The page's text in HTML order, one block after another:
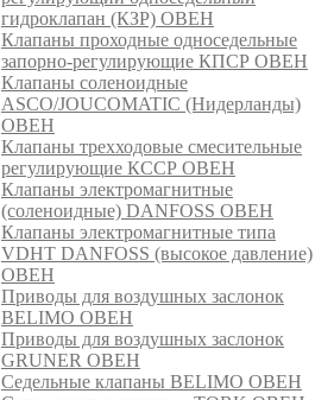
гидроклапан (КЗР) ОВЕН
Клапаны проходные односедельные
запорно-регулирующие КПСР ОВЕН
Клапаны соленоидные
ASCO/JOUCOMATIC (Нидерланды)
ОВЕН
Клапаны трехходовые смесительные
регулирующие КССР ОВЕН
Клапаны электромагнитные
(соленоидные) DANFOSS ОВЕН
Клапаны электромагнитные типа
VDHT DANFOSS (высокое давление)
ОВЕН
Приводы для воздушных заслонок
BELIMO ОВЕН
Приводы для воздушных заслонок
GRUNER ОВЕН
Седельные клапаны BELIMO ОВЕН